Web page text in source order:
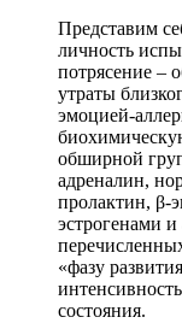
Представим
личность
потрясение –
утраты
эмоцией-
обширной
адреналин,
пролактин, β-
эстрогенами
«фазу
состояния.